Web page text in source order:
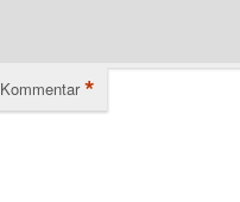
Kommentar *